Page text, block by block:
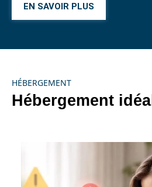
EN SAVOIR PLUS
HÉBERGEMENT
Hébergement idéal